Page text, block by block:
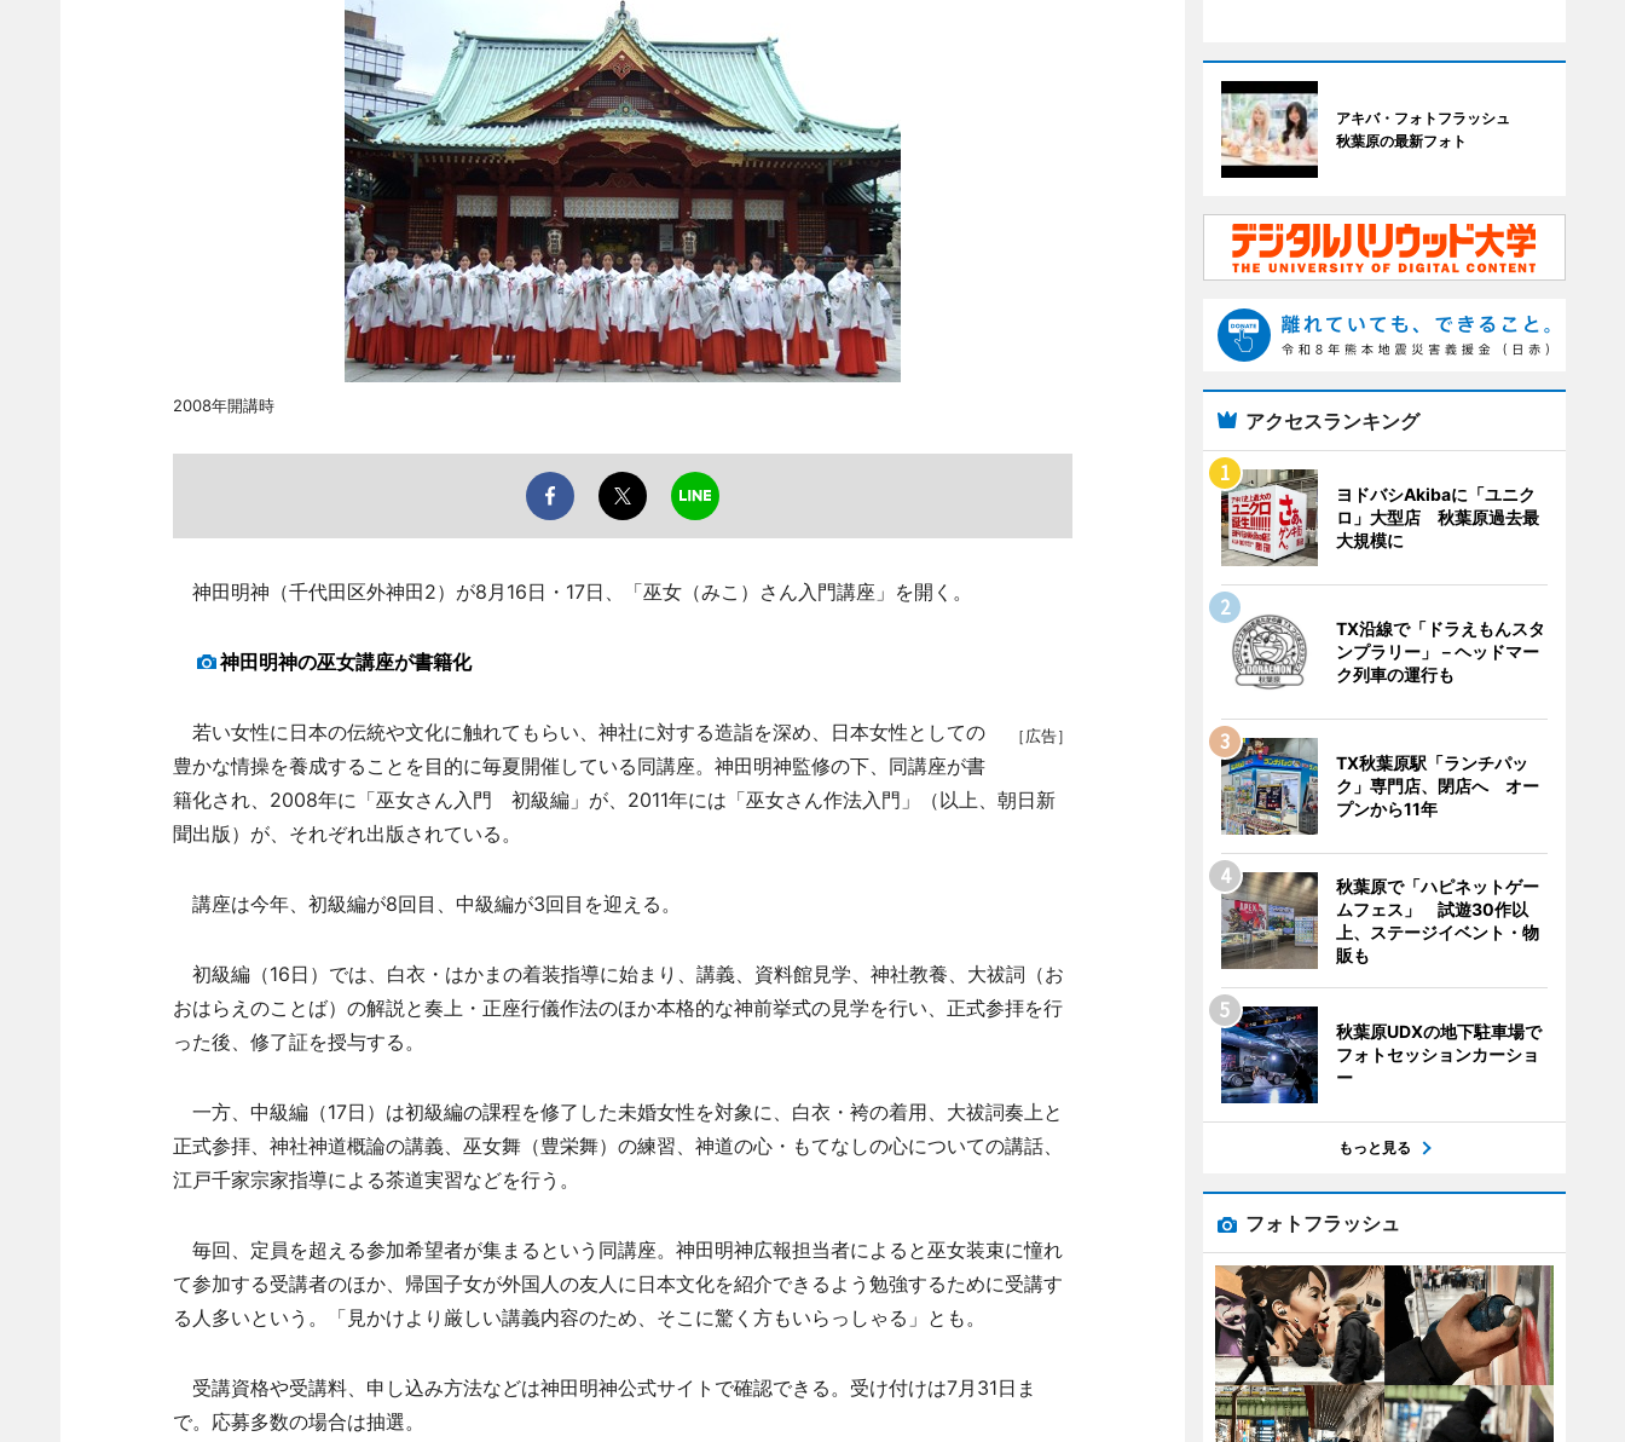
2008年開講時
神田明神（千代田区外神田2）が8月16日・17日、「巫女（みこ）さん入門講座」を開く。
神田明神の巫女講座が書籍化
［広告］
若い女性に日本の伝統や文化に触れてもらい、神社に対する造詣を深め、日本女性としての
豊かな情操を養成することを目的に毎夏開催している同講座。神田明神監修の下、同講座が書
籍化され、2008年に「巫女さん入門 初級編」が、2011年には「巫女さん作法入門」（以上、朝日新
聞出版）が、それぞれ出版されている。
講座は今年、初級編が8回目、中級編が3回目を迎える。
初級編（16日）では、白衣・はかまの着装指導に始まり、講義、資料館見学、神社教養、大祓詞（お
おはらえのことば）の解説と奏上・正座行儀作法のほか本格的な神前挙式の見学を行い、正式参拝を行
った後、修了証を授与する。
一方、中級編（17日）は初級編の課程を修了した未婚女性を対象に、白衣・袴の着用、大祓詞奏上と
正式参拝、神社神道概論の講義、巫女舞（豊栄舞）の練習、神道の心・もてなしの心についての講話、
江戸千家宗家指導による茶道実習などを行う。
毎回、定員を超える参加希望者が集まるという同講座。神田明神広報担当者によると巫女装束に憧れ
て参加する受講者のほか、帰国子女が外国人の友人に日本文化を紹介できるよう勉強するために受講す
る人多いという。「見かけより厳しい講義内容のため、そこに驚く方もいらっしゃる」とも。
受講資格や受講料、申し込み方法などは神田明神公式サイトで確認できる。受け付けは7月31日ま
で。応募多数の場合は抽選。
アキバ・フォトフラッシュ
秋葉原の最新フォト
アクセスランキング
ヨドバシAkibaに「ユニク
ロ」大型店 秋葉原過去最
大規模に
TX沿線で「ドラえもんスタ
ンプラリー」－ヘッドマー
ク列車の運行も
TX秋葉原駅「ランチパッ
ク」専門店、閉店へ オー
プンから11年
秋葉原で「ハピネットゲー
ムフェス」 試遊30作以
上、ステージイベント・物
販も
秋葉原UDXの地下駐車場で
フォトセッションカーショ
ー
もっと見る
フォトフラッシュ